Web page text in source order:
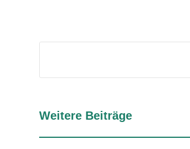
Weitere Beiträge